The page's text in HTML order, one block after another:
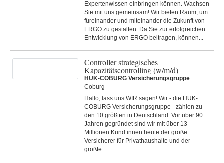
Expertenwissen einbringen können. Wachsen
Sie mit uns gemeinsam! Wir bieten Raum, um
füreinander und miteinander die Zukunft von
ERGO zu gestalten. Da Sie zur erfolgreichen
Entwicklung von ERGO beitragen, können...
Controller strategisches
Kapazitätscontrolling (w/m/d)
HUK-COBURG Versicherungsgruppe
Coburg
Hallo, lass uns WIR sagen! Wir - die HUK-
COBURG Versicherungsgruppe - zählen zu
den 10 größten in Deutschland. Vor über 90
Jahren gegründet sind wir mit über 13
Millionen Kund:innen heute der große
Versicherer für Privathaushalte und der
größte...